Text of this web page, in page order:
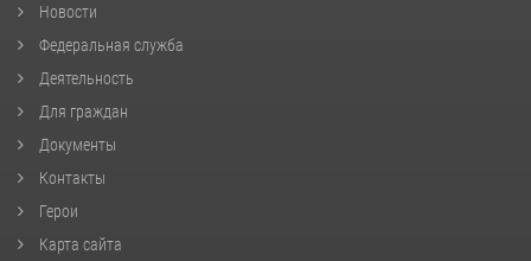
Новости
Федеральная служба
Деятельность
Для граждан
Документы
Контакты
Герои
Карта сайта